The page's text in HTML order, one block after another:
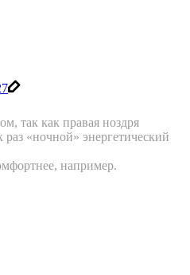
так как правая ноздря
«ночной» энергетический
например.